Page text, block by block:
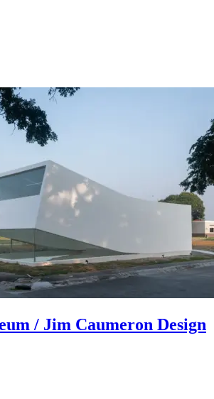
/ Jim Caumeron Design